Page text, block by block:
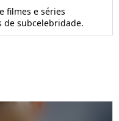
filmes e séries
de subcelebridade.